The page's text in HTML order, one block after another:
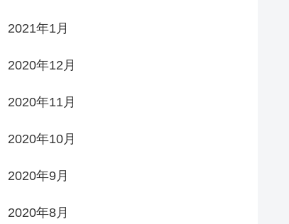
2021年1月
2020年12月
2020年11月
2020年10月
2020年9月
2020年8月